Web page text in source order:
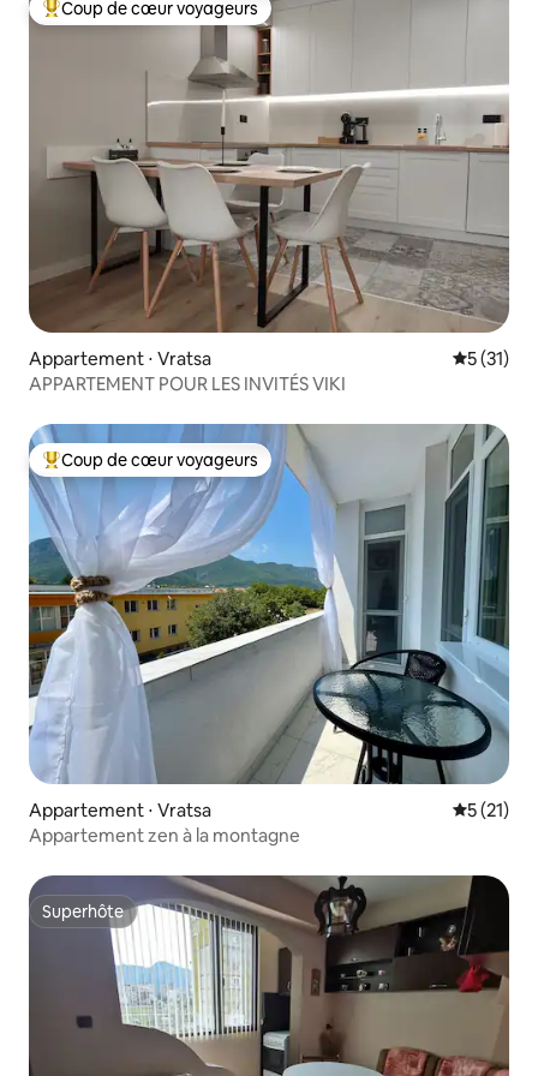
Coups de cœur voyageurs les plus appréciés
Coup de cœur voyageurs
Appartement ⋅ Vratsa
5 (31)
APPARTEMENT POUR LES INVITÉS VIKI
Coups de cœur voyageurs les plus appréciés
Coup de cœur voyageurs
Appartement ⋅ Vratsa
5 (21)
Appartement zen à la montagne
Superhôte
Superhôte